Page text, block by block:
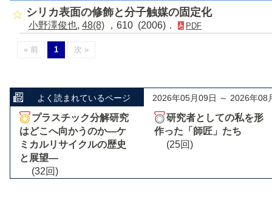
シリカ表面の修飾と分子触媒の固定化
小野澤俊也, 48(8) ，610 (2006)． PDF
« 前 1 次 »
よく読まれているページ 2026年05月09日 ～ 2026年08
プラスチック分解研究
はどこへ向かうのか―ケ
ミカルリサイクルの歴史
と展望―
(32回)
研究者としての私を形
作った「師匠」たち
(25回)